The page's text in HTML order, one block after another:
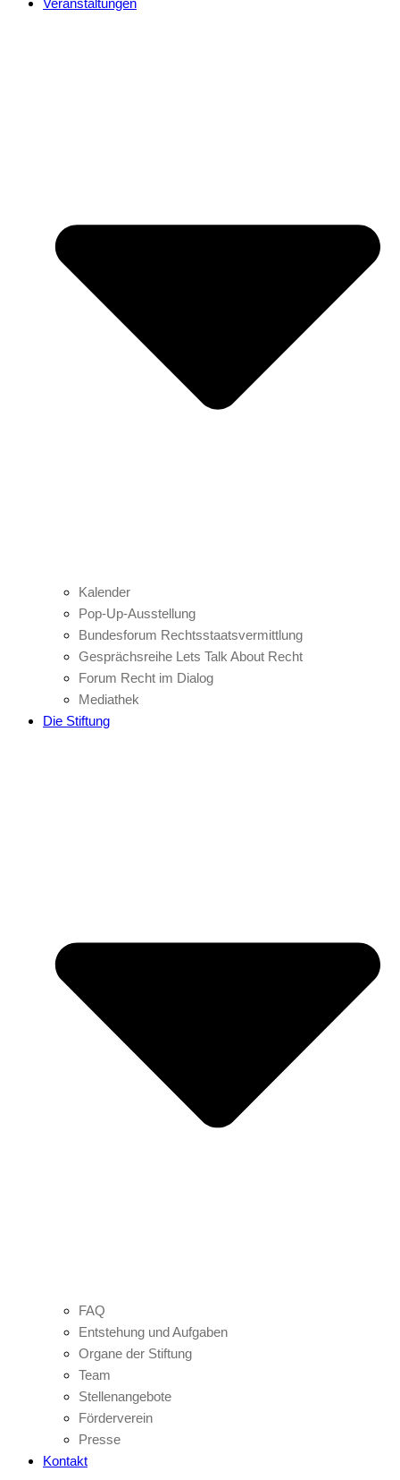
Veranstaltungen
Kalender
Pop-Up-Ausstellung
Bundesforum Rechtsstaatsvermittlung
Gesprächsreihe Lets Talk About Recht
Forum Recht im Dialog
Mediathek
Die Stiftung
FAQ
Entstehung und Aufgaben
Organe der Stiftung
Team
Stellenangebote
Förderverein
Presse
Kontakt